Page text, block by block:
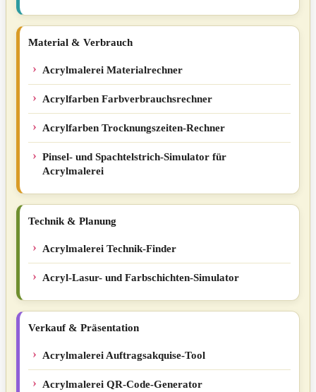
Material & Verbrauch
Acrylmalerei Materialrechner
Acrylfarben Farbverbrauchsrechner
Acrylfarben Trocknungszeiten-Rechner
Pinsel- und Spachtelstrich-Simulator für
Acrylmalerei
Technik & Planung
Acrylmalerei Technik-Finder
Acryl-Lasur- und Farbschichten-Simulator
Verkauf & Präsentation
Acrylmalerei Auftragsakquise-Tool
Acrylmalerei QR-Code-Generator